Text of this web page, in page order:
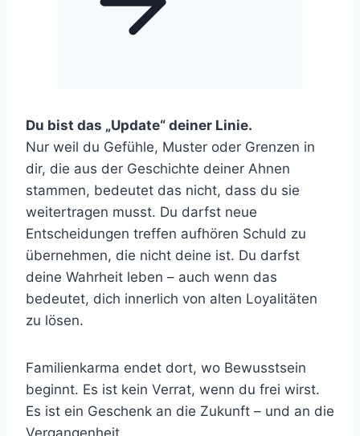
Du bist das „Update“ deiner Linie.
Nur weil du Gefühle, Muster oder Grenzen in
dir, die aus der Geschichte deiner Ahnen
stammen, bedeutet das nicht, dass du sie
weitertragen musst. Du darfst neue
Entscheidungen treffen aufhören Schuld zu
übernehmen, die nicht deine ist. Du darfst
deine Wahrheit leben – auch wenn das
bedeutet, dich innerlich von alten Loyalitäten
zu lösen.
Familienkarma endet dort, wo Bewusstsein
beginnt. Es ist kein Verrat, wenn du frei wirst.
Es ist ein Geschenk an die Zukunft – und an die